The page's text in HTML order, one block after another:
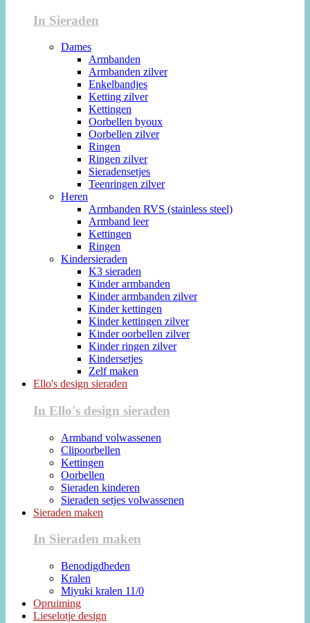
In Sieraden
Dames
Armbanden
Armbanden zilver
Enkelbandjes
Ketting zilver
Kettingen
Oorbellen byoux
Oorbellen zilver
Ringen
Ringen zilver
Sieradensetjes
Teenringen zilver
Heren
Armbanden RVS (stainless steel)
Armband leer
Kettingen
Ringen
Kindersieraden
K3 sieraden
Kinder armbanden
Kinder armbanden zilver
Kinder kettingen
Kinder kettingen zilver
Kinder oorbellen zilver
Kinder ringen zilver
Kindersetjes
Zelf maken
Ello's design sieraden
In Ello's design sieraden
Armband volwassenen
Clipoorbellen
Kettingen
Oorbellen
Sieraden kinderen
Sieraden setjes volwassenen
Sieraden maken
In Sieraden maken
Benodigdheden
Kralen
Miyuki kralen 11/0
Opruiming
Lieselotje design